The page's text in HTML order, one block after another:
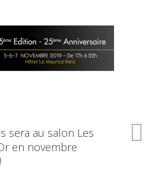
sera au salon Les
en novembre